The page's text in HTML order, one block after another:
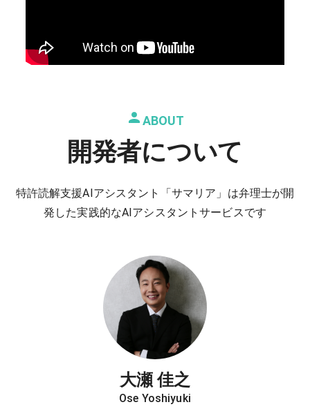
ABOUT
開発者について
特許読解支援AIアシスタント「サマリア」は弁理士が開
発した実践的なAIアシスタントサービスです
大瀬 佳之
Ose Yoshiyuki